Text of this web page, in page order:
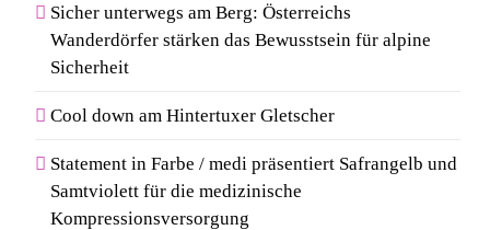
Sicher unterwegs am Berg: Österreichs
Wanderdörfer stärken das Bewusstsein für alpine
Sicherheit
Cool down am Hintertuxer Gletscher
Statement in Farbe / medi präsentiert Safrangelb und
Samtviolett für die medizinische
Kompressionsversorgung